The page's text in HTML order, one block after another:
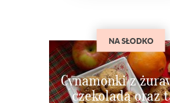
NA SŁODKO
Cynamonki z
czekoladą oraz